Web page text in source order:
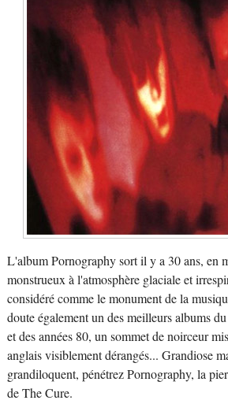
L'album Pornography sort il y a 30 ans, en
monstrueux à l'atmosphère glaciale et
considéré comme le monument de la
doute également un des meilleurs albums
et des années 80, un sommet de noirceur
anglais visiblement dérangés... Grandiose
grandiloquent, pénétrez Pornography, la
de The Cure.